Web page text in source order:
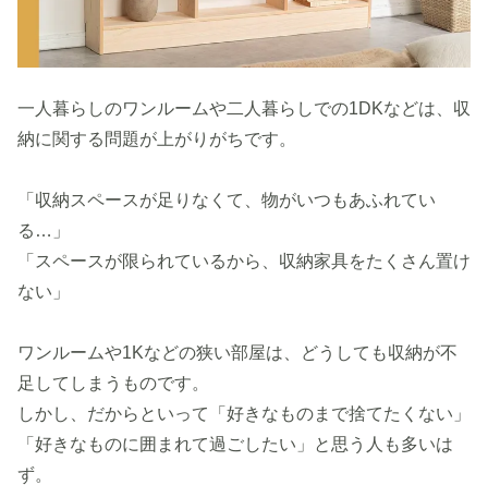
一人暮らしのワンルームや二人暮らしでの1DKなどは、収
納に関する問題が上がりがちです。
「収納スペースが足りなくて、物がいつもあふれてい
る…」
「スペースが限られているから、収納家具をたくさん置け
ない」
ワンルームや1Kなどの狭い部屋は、どうしても収納が不
足してしまうものです。
しかし、だからといって「好きなものまで捨てたくない」
「好きなものに囲まれて過ごしたい」と思う人も多いは
ず。